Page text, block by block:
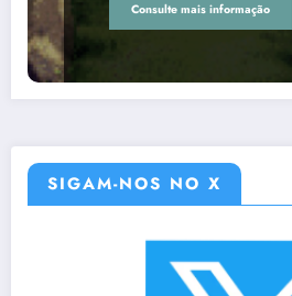
Consulte mais informação
SIGAM-NOS NO X